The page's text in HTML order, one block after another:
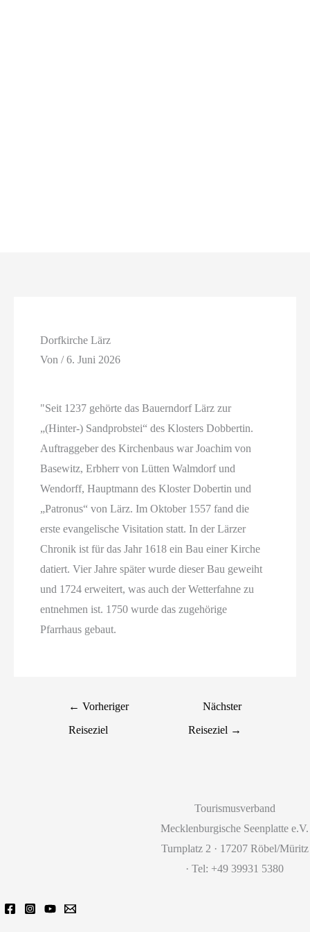
Dorfkirche Lärz
Von/6. Juni 2026
"Seit 1237 gehörte das Bauerndorf Lärz zur
„(Hinter-) Sandprobstei“ des Klosters Dobbertin.
Auftraggeber des Kirchenbaus war Joachim von
Basewitz, Erbherr von Lütten Walmdorf und
Wendorff, Hauptmann des Kloster Dobertin und
„Patronus“ von Lärz. Im Oktober 1557 fand die
erste evangelische Visitation statt. In der Lärzer
Chronik ist für das Jahr 1618 ein Bau einer Kirche
datiert. Vier Jahre später wurde dieser Bau geweiht
und 1724 erweitert, was auch der Wetterfahne zu
entnehmen ist. 1750 wurde das zugehörige
Pfarrhaus gebaut.
← Vorheriger
Reiseziel
Nächster
Reiseziel →
Tourismusverband
Mecklenburgische Seenplatte e.V.
Turnplatz 2 · 17207 Röbel/Müritz
· Tel: +49 39931 5380